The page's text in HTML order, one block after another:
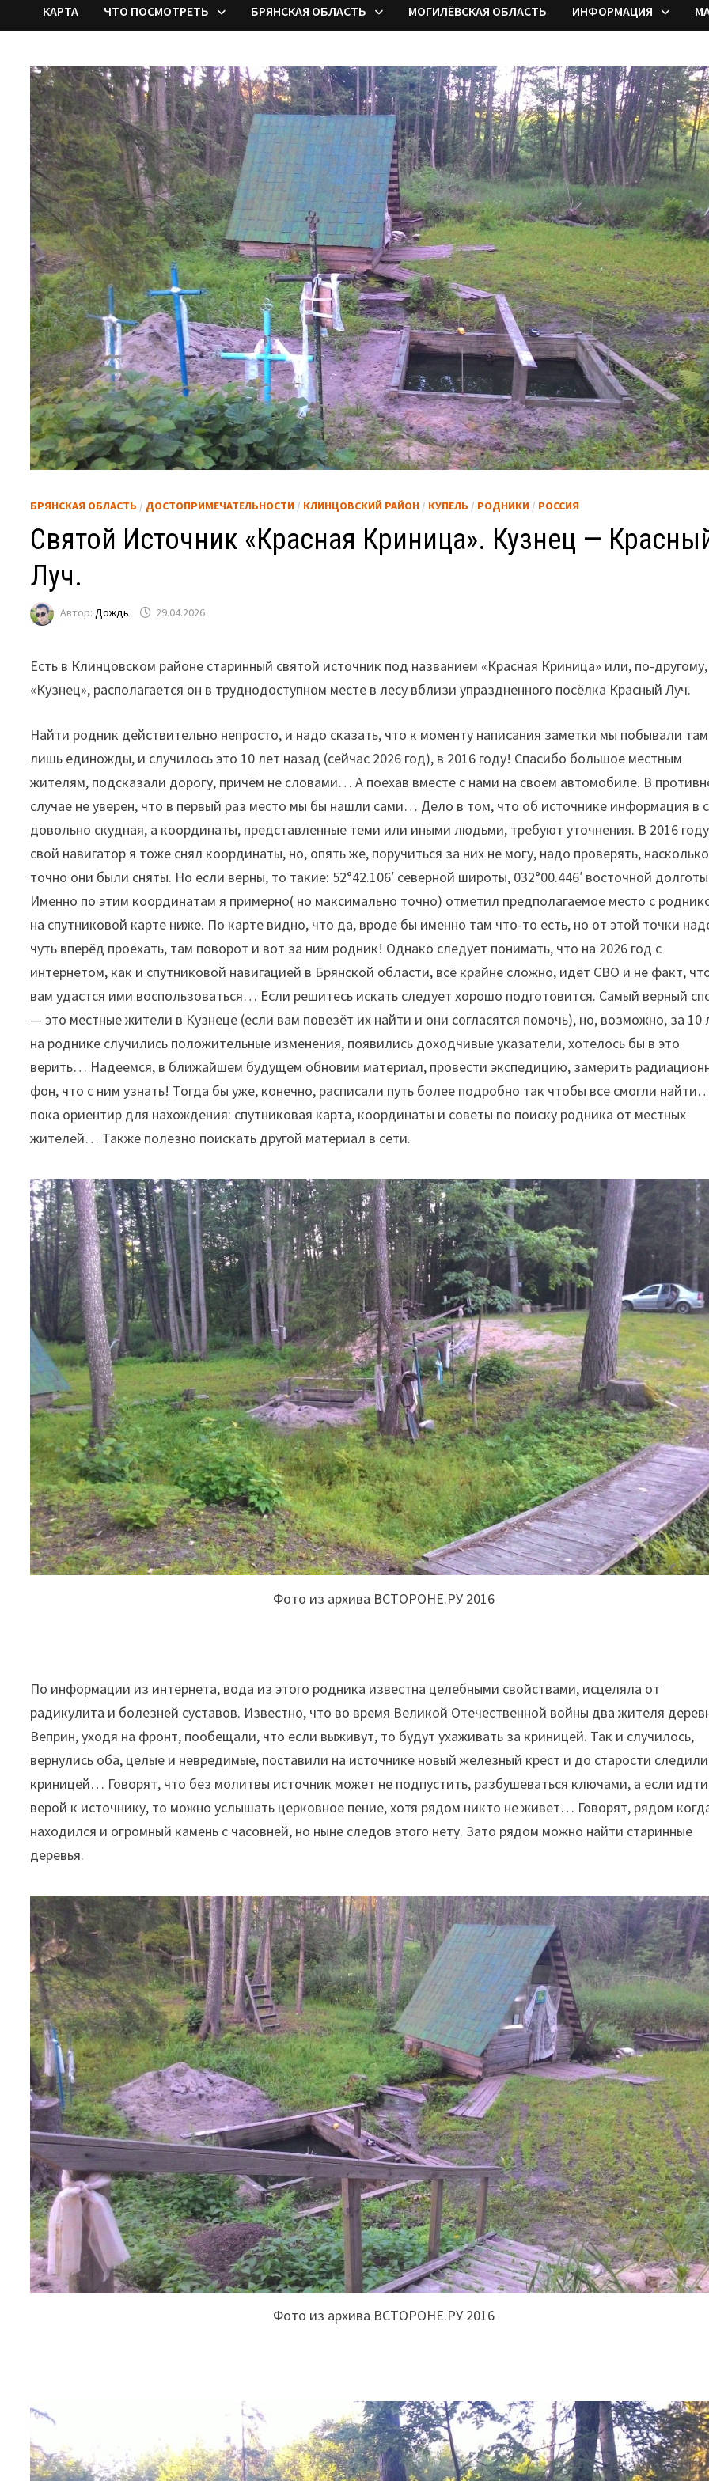
КАРТА ЧТО ПОСМОТРЕТЬ БРЯНСКАЯ ОБЛАСТЬ МОГИЛЁВСКАЯ ОБЛАСТЬ ИНФОРМАЦИЯ
БРЯНСКАЯ ОБЛАСТЬ / ДОСТОПРИМЕЧАТЕЛЬНОСТИ / КЛИНЦОВСКИЙ РАЙОН / КУПЕЛЬ / РОДНИКИ / РОССИЯ
Святой Источник «Красная Криница». Кузнец —
Луч.
Автор:Дождь 29.04.2026
Есть в Клинцовском районе старинный святой источник под названием «Красная Криница» или, по-другому,
«Кузнец», располагается он в труднодоступном месте в лесу вблизи упраздненного посёлка Красный Луч.
Найти родник действительно непросто, и надо сказать, что к моменту написания заметки мы побывали там
лишь единожды, и случилось это 10 лет назад (сейчас 2026 год), в 2016 году! Спасибо большое местным
жителям, подсказали дорогу, причём не словами… А поехав вместе с нами на своём автомобиле. В
случае не уверен, что в первый раз место мы бы нашли сами… Дело в том, что об источнике информация в
довольно скудная, а координаты, представленные теми или иными людьми, требуют уточнения. В 2016
свой навигатор я тоже снял координаты, но, опять же, поручиться за них не могу, надо проверять, насколько
точно они были сняты. Но если верны, то такие: 52°42.106′ северной широты, 032°00.446′ восточной
Именно по этим координатам я примерно( но максимально точно) отметил предполагаемое место с
на спутниковой карте ниже. По карте видно, что да, вроде бы именно там что-то есть, но от этой точки
чуть вперёд проехать, там поворот и вот за ним родник! Однако следует понимать, что на 2026 год с
интернетом, как и спутниковой навигацией в Брянской области, всё крайне сложно, идёт СВО и не факт,
вам удастся ими воспользоваться… Если решитесь искать следует хорошо подготовится. Самый верный
— это местные жители в Кузнеце (если вам повезёт их найти и они согласятся помочь), но, возможно, за 10
на роднике случились положительные изменения, появились доходчивые указатели, хотелось бы в это
верить… Надеемся, в ближайшем будущем обновим материал, провести экспедицию, замерить
фон, что с ним узнать! Тогда бы уже, конечно, расписали путь более подробно так чтобы все смогли
пока ориентир для нахождения: спутниковая карта, координаты и советы по поиску родника от местных
жителей… Также полезно поискать другой материал в сети.
Фото из архива ВСТОРОНЕ.РУ 2016
По информации из интернета, вода из этого родника известна целебными свойствами, исцеляла от
радикулита и болезней суставов. Известно, что во время Великой Отечественной войны два жителя
Веприн, уходя на фронт, пообещали, что если выживут, то будут ухаживать за криницей. Так и случилось,
вернулись оба, целые и невредимые, поставили на источнике новый железный крест и до старости
криницей… Говорят, что без молитвы источник может не подпустить, разбушеваться ключами, а если
верой к источнику, то можно услышать церковное пение, хотя рядом никто не живет… Говорят, рядом
находился и огромный камень с часовней, но ныне следов этого нету. Зато рядом можно найти старинные
деревья.
Фото из архива ВСТОРОНЕ.РУ 2016